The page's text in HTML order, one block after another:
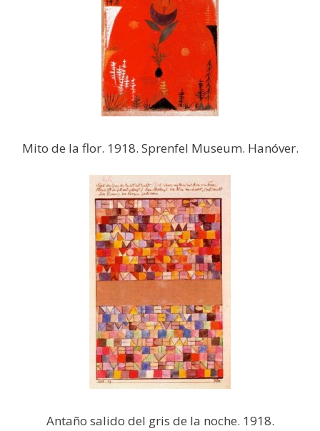
Mito de la flor. 1918. Sprenfel Museum. Hanóver.
Antaño salido del gris de la noche. 1918.